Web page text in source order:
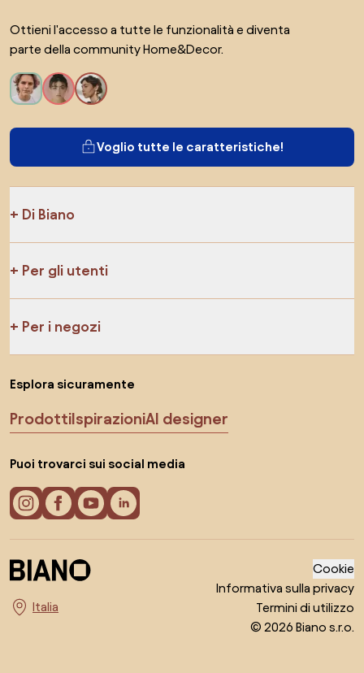
Ottieni l'accesso a tutte le funzionalità e diventa
parte della community Home&Decor.
Voglio tutte le caratteristiche!
Di Biano
Per gli utenti
Per i negozi
Esplora sicuramente
ProdottiIspirazioniAI designer
Puoi trovarci sui social media
Seleziona il paese
Cookie
Informativa sulla privacy
Termini di utilizzo
© 2026 Biano s.r.o.